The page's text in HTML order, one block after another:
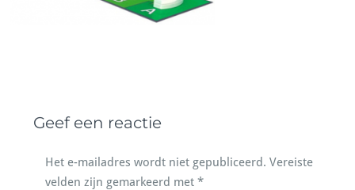
Geef een reactie
Het e-mailadres wordt niet gepubliceerd. Vereiste
velden zijn gemarkeerd met *